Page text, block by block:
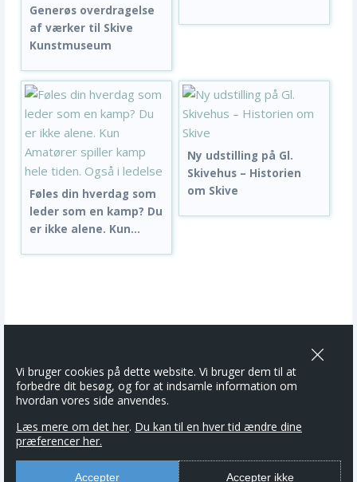
Generøs overdragelse
af værker til Skive
Kunstmuseum
Føles din hverdag som
leder som en kamp? Du
er ikke alene. Kun...
Ny udstilling på Gl.
Skivehus – Historien
om Skive
Vi bruger cookies på dette website. Vi bruger dem til at
forbedre dit besøg, og for at indsamle information om
hvordan vores side anvendes.
Læs mere om det her. Du kan til en hver tid ændre dine
præferencer her.
Accepter Accepter ikke